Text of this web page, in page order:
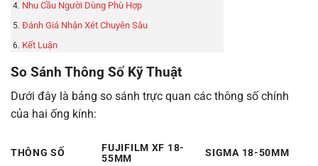
Nhu Cầu Người Dùng Phù Hợp
Đánh Giá Nhận Xét Chuyên Sâu
Kết Luận
So Sánh Thông Số Kỹ Thuật
Dưới đây là bảng so sánh trực quan các thông số chính
của hai ống kính:
THÔNG SỐ
FUJIFILM XF 18-
55MM
SIGMA 18-50MM